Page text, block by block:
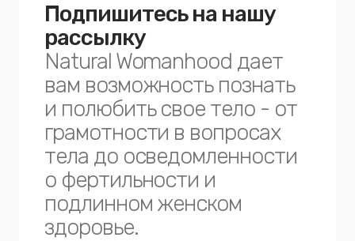
Подпишитесь на нашу
рассылку
Natural Womanhood дает
вам возможность познать
и полюбить свое тело - от
грамотности в вопросах
тела до осведомленности
о фертильности и
подлинном женском
здоровье.